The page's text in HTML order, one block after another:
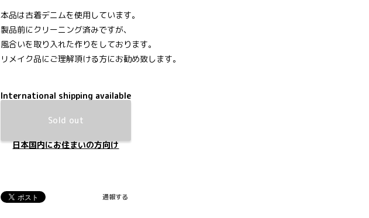
本品は古着デニムを使用しています。
製品前にクリーニング済みですが、
風合いを取り入れた作りをしております。
リメイク品にご理解頂ける方にお勧め致します。
International shipping available
Sold out
日本国内にお住まいの方向け
通報する